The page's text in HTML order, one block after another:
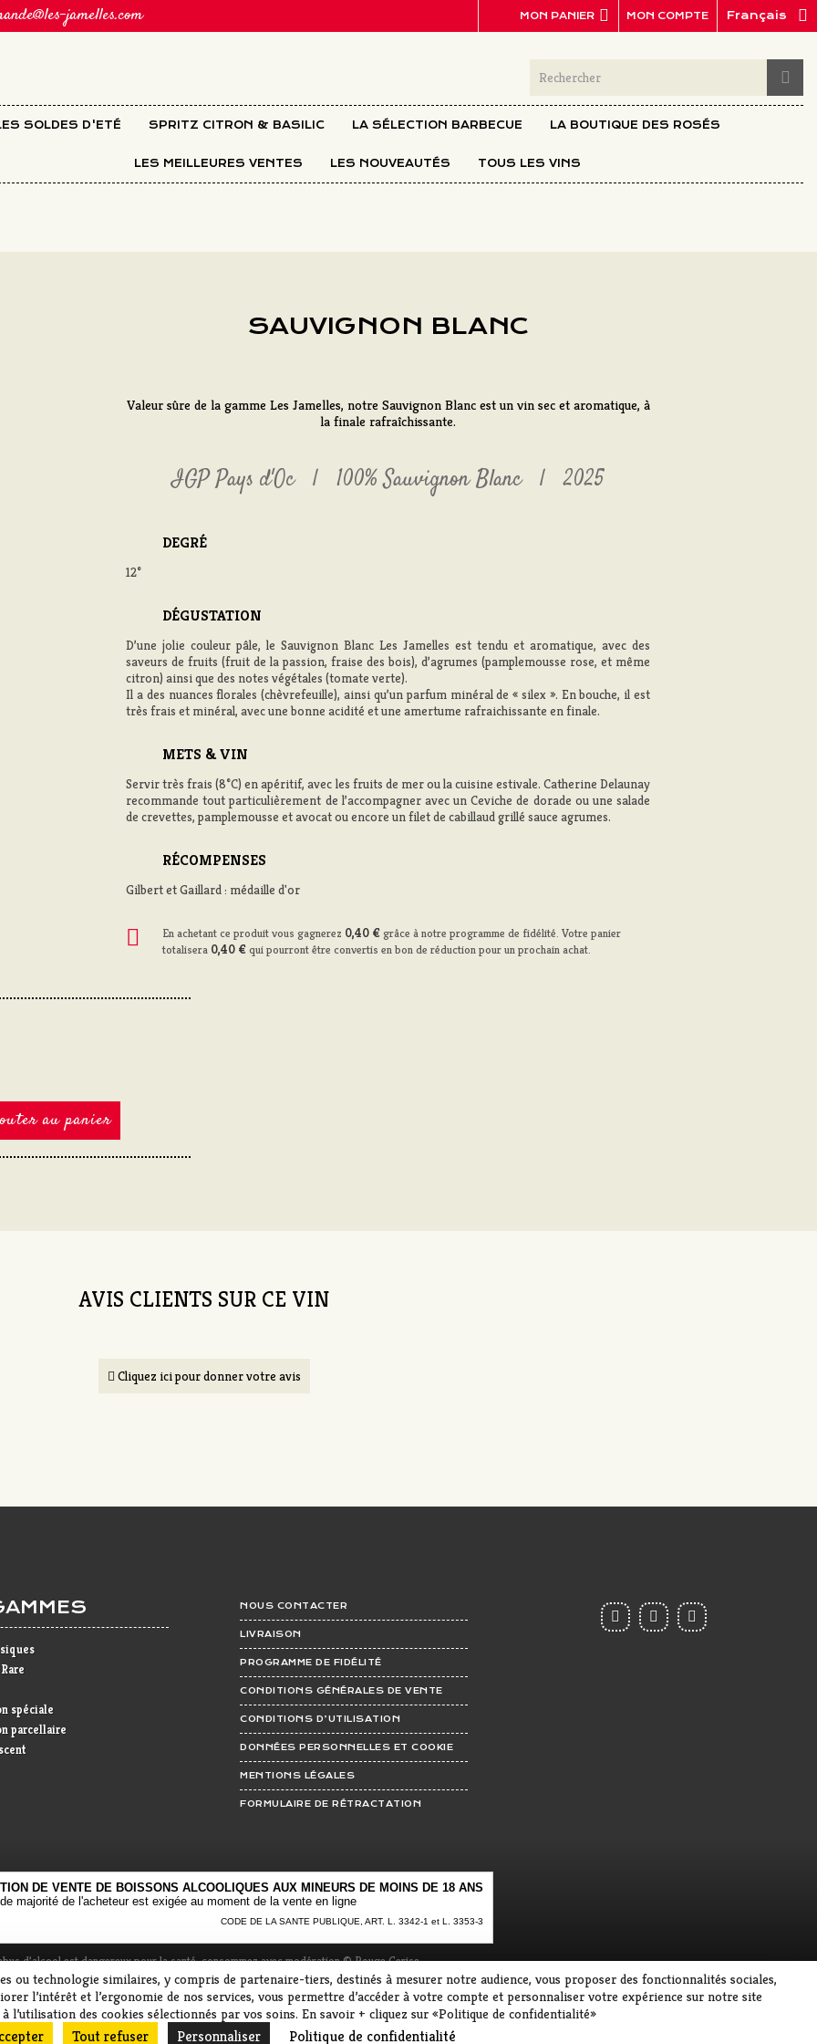
Français
MON COMPTE
jamelles.com MON PANIER
SOLDES D'ETÉ SPRITZ CITRON & BASILIC LA SÉLECTION BARBECUE LA BOUTIQUE DES ROSÉS
LES MEILLEURES VENTES LES NOUVEAUTÉS TOUS LES VINS
SAUVIGNON BLANC
Valeur sûre de la gamme Les Jamelles, notre Sauvignon Blanc est un vin sec et aromatique, à
la finale rafraîchissante.
IGP Pays d'Oc 100% Sauvignon Blanc 2025
DEGRÉ
12°
DÉGUSTATION
D’une jolie couleur pâle, le Sauvignon Blanc Les Jamelles est tendu et aromatique, avec des
saveurs de fruits (fruit de la passion, fraise des bois), d’agrumes (pamplemousse rose, et même
citron) ainsi que des notes végétales (tomate verte).
Il a des nuances florales (chèvrefeuille), ainsi qu’un parfum minéral de « silex ». En bouche, il est
très frais et minéral, avec une bonne acidité et une amertume rafraichissante en finale.
METS & VIN
Servir très frais (8°C) en apéritif, avec les fruits de mer ou la cuisine estivale. Catherine Delaunay
recommande tout particulièrement de l’accompagner avec un Ceviche de dorade ou une salade
de crevettes, pamplemousse et avocat ou encore un filet de cabillaud grillé sauce agrumes.
RÉCOMPENSES
Gilbert et Gaillard : médaille d'or
En achetant ce produit vous gagnerez 0,40 € grâce à notre programme de fidélité. Votre panier
totalisera 0,40 €qui pourront être convertis en bon de réduction pour un prochain achat.
au panier
AVIS CLIENTS SUR CE VIN
Cliquez ici pour donner votre avis
spéciale
parcellaire
NOUS CONTACTER
LIVRAISON
PROGRAMME DE FIDÉLITÉ
CONDITIONS GÉNÉRALES DE VENTE
CONDITIONS D’UTILISATION
DONNÉES PERSONNELLES ET COOKIE
MENTIONS LÉGALES
FORMULAIRE DE RÉTRACTATION
DE VENTE DE BOISSONS ALCOOLIQUES AUX MINEURS DE MOINS DE 18 ANS
majorité de l'acheteur est exigée au moment de la vente en ligne
CODE DE LA SANTE PUBLIQUE, ART. L. 3342-1 et L. 3353-3
d’alcool est dangereux pour la santé, consommez avec modération© Rouge Cerise
ou technologie similaires, y compris de partenaire-tiers, destinés à mesurer notre audience, vous proposer des fonctionnalités sociales,
l’intérêt et l’ergonomie de nos services, vous permettre d’accéder à votre compte et personnaliser votre expérience sur notre site
l’utilisation des cookies sélectionnés par vos soins. En savoir + cliquez sur «Politique de confidentialité»
Tout refuser Personnaliser Politique de confidentialité